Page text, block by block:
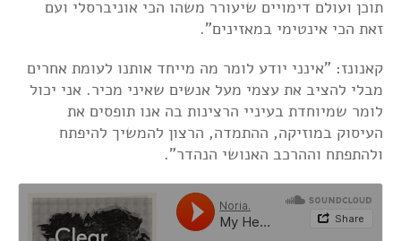
תוכן ועולם דימויים שיעורר משהו הכי אוניברסלי ועם
זאת הכי אינטימי במאזינים".
קאנונז: "אינני יודע לומר מה מייחד אותנו לעומת אחרים
מבלי להציב את עצמי מעל אנשים שאיני מכיר. אני יכול
לומר שמיוחדת בעיניי הרצינות בה אנו תופסים את
העיסוק במוזיקה, ההתמדה, הרצון להמשיך להיפתח
ולהתפתח וההרכב האנושי הנהדר".